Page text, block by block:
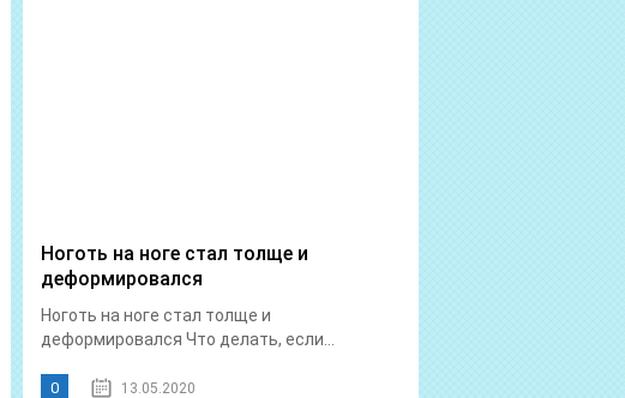
Ноготь на ноге стал толще и
деформировался
Ноготь на ноге стал толще и
деформировался Что делать, если...
0 13.05.2020